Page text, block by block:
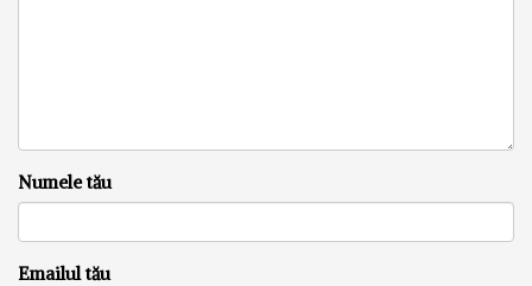
Numele tău
Emailul tău